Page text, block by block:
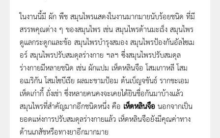
ในงานนี้มี ผัก พืช สมุนไพรแสดงในงานมากมายนับร้อยชนิด ที่มี
สรรพคุณต่าง ๆ ของสมุนไพร เช่น สมุนไพรต้านมะเร็ง สมุนไพร
ดูแลกระดูกและข้อ สมุนไพรบำรุงสมอง สมุนไพรป้องกันอัลไซเม
อร์ สมุนไพรปรับสมดุลร่างกาย ฯลฯ ซึ่งสมุนไพรปรับสมดุล
ร่างกายมีหลายชนิด เช่น ผักแปม เห็ดหลินจือ โสมเกาหลี โสม
อเมริกัน โสมไซบีเรีย ผลมะขามป้อม ต้นเบ็ญจขันธ์ รากชะเอม
เห็ดเก๋ากี้ ถั่งเช่า ซึ่งหลายคนคงจะเคยได้ยินชื่อกันมาบ้างแล้ว
สมุนไพรที่สำคัญมากอีกชนิดหนึ่ง คือ เห็ดหลินจือ นอกจากเป็น
ยอดแห่งการปรับสมดุลร่างกายแล้ว เห็ดหลินจือยังมีคุณค่าทาง
ด้านเภสัชหรือทางยาอีกมากมาย